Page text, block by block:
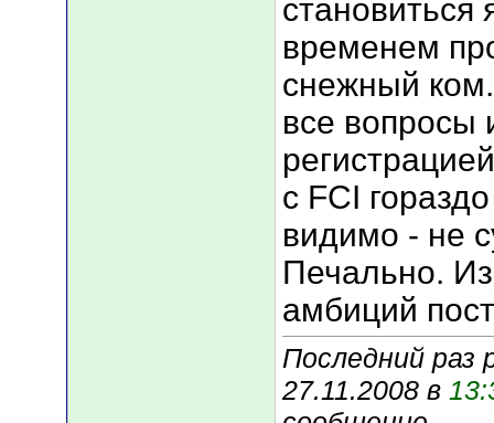
временем
снежный
все вопросы
с FCI
видимо - не
Печально.
амбиций
Последний раз
27.11.2008 в